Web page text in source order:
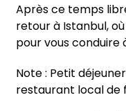
Après ce temps
retour à Istanbul,
pour vous conduire
Note : Petit
restaurant local de